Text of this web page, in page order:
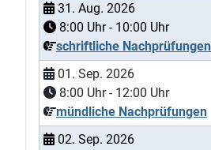
31. Aug. 2026
8:00 Uhr - 10:00 Uhr
schriftliche Nachprüfungen
01. Sep. 2026
8:00 Uhr - 12:00 Uhr
mündliche Nachprüfungen
02. Sep. 2026